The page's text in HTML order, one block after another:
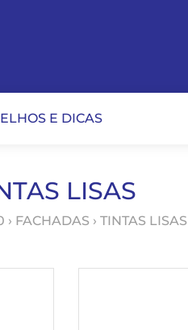
E DICAS
LISAS
› FACHADAS › TINTAS LISAS